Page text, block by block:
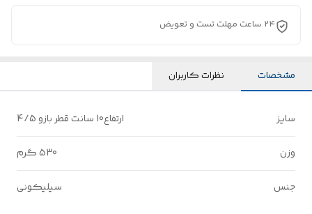
24 ساعت مهلت تست و تعویض
مشخصات نظرات کاربران
سایز ارتفاع10 سانت قطر بازو 4/5
وزن 530 گرم
جنس سیلیکونی